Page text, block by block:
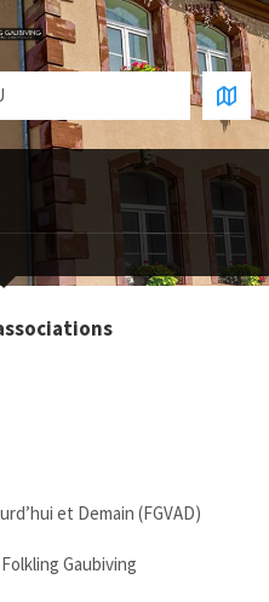
et Demain (FGVAD)
Gaubiving